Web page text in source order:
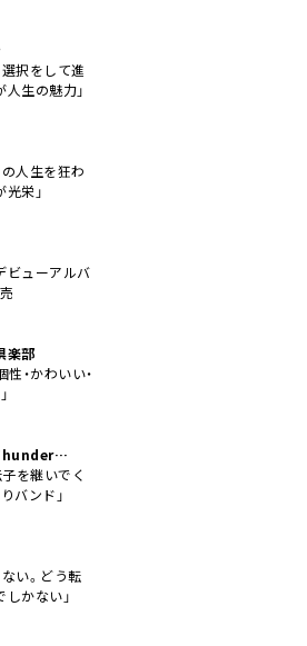
選択をして進
生の魅力」
の人生を狂わ
栄」
ビューアルバ
楽部
性・かわいい・
子を継いでく
バンド」
い。どう転
かない」